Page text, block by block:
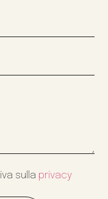
sulla privacy